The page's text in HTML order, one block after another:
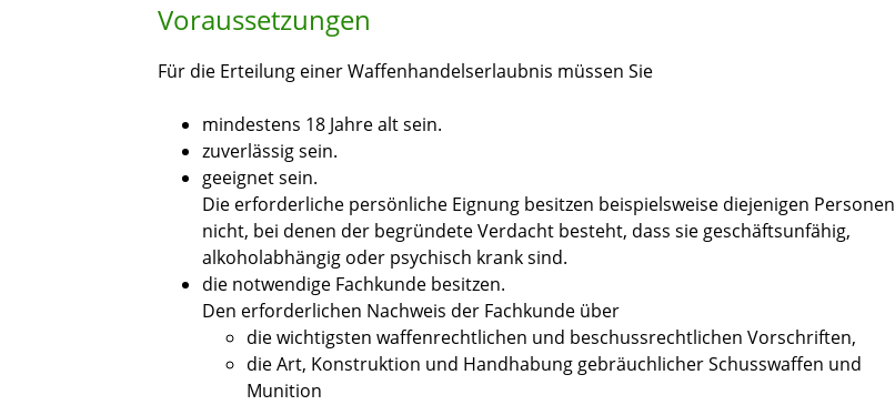
Voraussetzungen
Für die Erteilung einer Waffenhandelserlaubnis müssen Sie
mindestens 18 Jahre alt sein.
zuverlässig sein.
geeignet sein.
Die erforderliche persönliche Eignung besitzen beispielsweise diejenigen Personen
nicht, bei denen der begründete Verdacht besteht, dass sie geschäftsunfähig,
alkoholabhängig oder psychisch krank sind.
die notwendige Fachkunde besitzen.
Den erforderlichen Nachweis der Fachkunde über
die wichtigsten waffenrechtlichen und beschussrechtlichen Vorschriften,
die Art, Konstruktion und Handhabung gebräuchlicher Schusswaffen und
Munition